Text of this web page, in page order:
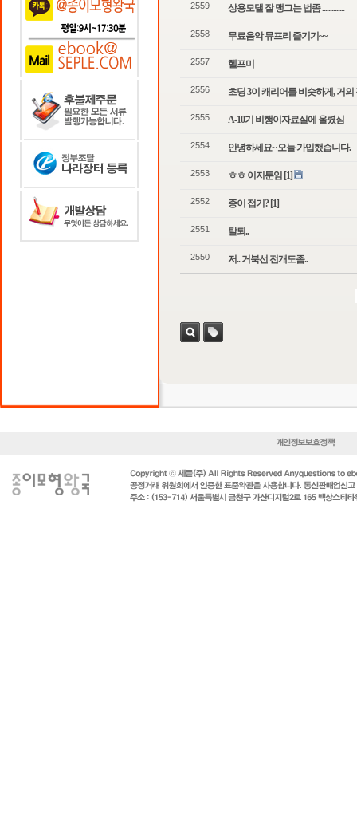
2559 상용모댈 잘 맹그는 법좀 ..............
2558 무료음악 뮤프리 즐기기~~
2557 헬프미
2556 초딩 3이 캐리어를 비슷하게, 거의
2555 A-10기 비행이자료실에 올렸심
2554 안녕하세요~ 오늘 가입했습니다.
2553 ㅎㅎ 이지툰임 [1]
2552 종이 접기? [1]
2551 탈퇴..
2550 저.. 거북선 전개도좀..